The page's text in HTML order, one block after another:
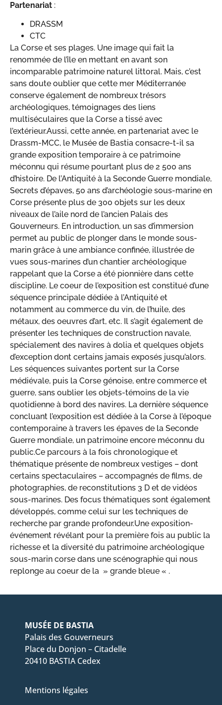
Partenariat :
DRASSM
CTC
La Corse et ses plages. Une image qui fait la
renommée de l’île en mettant en avant son
incomparable patrimoine naturel littoral. Mais, c’est
sans doute oublier que cette mer Méditerranée
conserve également de nombreux trésors
archéologiques, témoignages des liens
multiséculaires que la Corse a tissé avec
l’extérieur.Aussi, cette année, en partenariat avec le
Drassm-MCC, le Musée de Bastia consacre-t-il sa
grande exposition temporaire à ce patrimoine
méconnu qui résume pourtant plus de 2 500 ans
d’histoire. De l’Antiquité à la Seconde Guerre mondiale,
Secrets d’épaves, 50 ans d’archéologie sous-marine en
Corse présente plus de 300 objets sur les deux
niveaux de l’aile nord de l’ancien Palais des
Gouverneurs. En introduction, un sas d’immersion
permet au public de plonger dans le monde sous-
marin grâce à une ambiance confinée, illustrée de
vues sous-marines d’un chantier archéologique
rappelant que la Corse a été pionnière dans cette
discipline. Le coeur de l’exposition est constitué d’une
séquence principale dédiée à l’Antiquité et
notamment au commerce du vin, de l’huile, des
métaux, des oeuvres d’art, etc. Il s’agit également de
présenter les techniques de construction navale,
spécialement des navires à dolia et quelques objets
d’exception dont certains jamais exposés jusqu’alors.
Les séquences suivantes portent sur la Corse
médiévale, puis la Corse génoise, entre commerce et
guerre, sans oublier les objets-témoins de la vie
quotidienne à bord des navires. La dernière séquence
concluant l’exposition est dédiée à la Corse à l’époque
contemporaine à travers les épaves de la Seconde
Guerre mondiale, un patrimoine encore méconnu du
public.Ce parcours à la fois chronologique et
thématique présente de nombreux vestiges – dont
certains spectaculaires – accompagnés de films, de
photographies, de reconstitutions 3 D et de vidéos
sous-marines. Des focus thématiques sont également
développés, comme celui sur les techniques de
recherche par grande profondeur.Une exposition-
événement révélant pour la première fois au public la
richesse et la diversité du patrimoine archéologique
sous-marin corse dans une scénographie qui nous
replonge au coeur de la » grande bleue « .
MUSÉE DE BASTIA
Palais des Gouverneurs
Place du Donjon – Citadelle
20410 BASTIA Cedex
Mentions légales